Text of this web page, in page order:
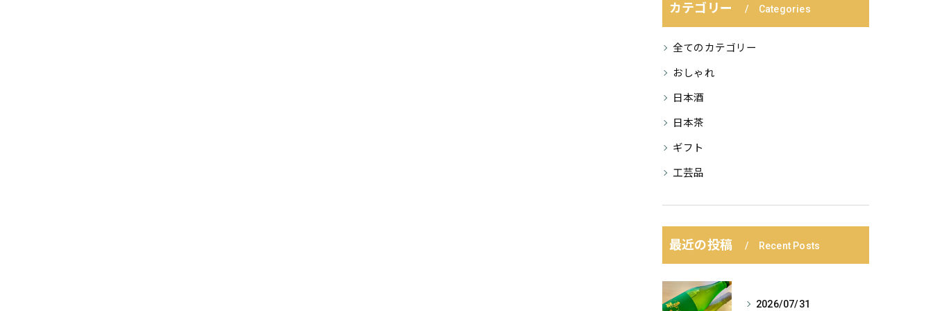
カテゴリー Categories
全てのカテゴリー
おしゃれ
日本酒
日本茶
ギフト
工芸品
最近の投稿 Recent Posts
2026/07/31